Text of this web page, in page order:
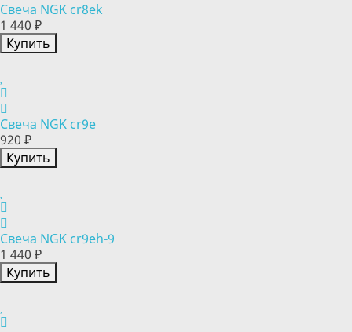
Свеча NGK cr8ek
1 440 ₽
Купить
Свеча NGK cr9e
920 ₽
Купить
Свеча NGK cr9eh-9
1 440 ₽
Купить